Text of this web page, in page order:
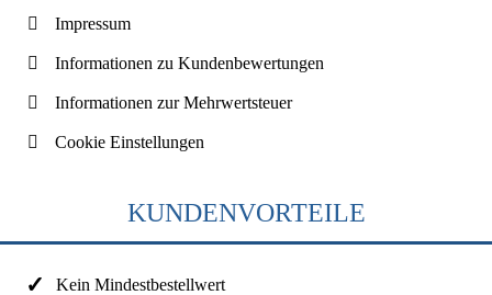
Impressum
Informationen zu Kundenbewertungen
Informationen zur Mehrwertsteuer
Cookie Einstellungen
KUNDENVORTEILE
Kein Mindestbestellwert